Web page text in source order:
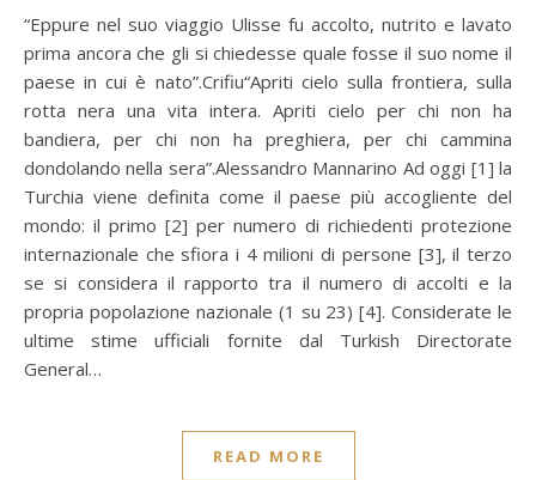
“Eppure nel suo viaggio Ulisse fu accolto, nutrito e lavato
prima ancora che gli si chiedesse quale fosse il suo nome il
paese in cui è nato”.Crifiu“Apriti cielo sulla frontiera, sulla
rotta nera una vita intera. Apriti cielo per chi non ha
bandiera, per chi non ha preghiera, per chi cammina
dondolando nella sera”.Alessandro Mannarino Ad oggi [1] la
Turchia viene definita come il paese più accogliente del
mondo: il primo [2] per numero di richiedenti protezione
internazionale che sfiora i 4 milioni di persone [3], il terzo
se si considera il rapporto tra il numero di accolti e la
propria popolazione nazionale (1 su 23) [4]. Considerate le
ultime stime ufficiali fornite dal Turkish Directorate
General…
READ MORE